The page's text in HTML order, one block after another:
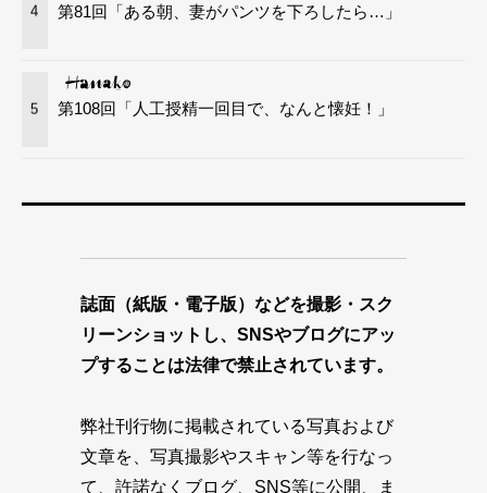
4 第81回「ある朝、妻がパンツを下ろしたら…」
5 第108回「人工授精一回目で、なんと懐妊！」
誌面（紙版・電子版）などを撮影・スク
リーンショットし、SNSやブログにアッ
プすることは法律で禁止されています。
弊社刊行物に掲載されている写真および
文章を、写真撮影やスキャン等を行なっ
て、許諾なくブログ、SNS等に公開、ま